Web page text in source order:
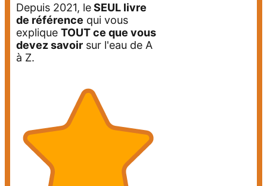
Depuis 2021, leSEUL livre
de référence qui vous
explique TOUT ce que vous
devez savoir sur l'eau de A
à Z.